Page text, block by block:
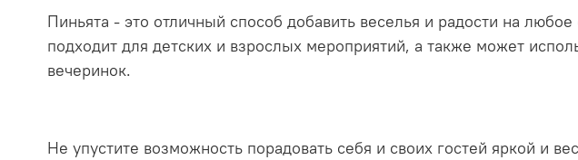
Пиньята - это отличный способ добавить веселья и радости на
подходит для детских и взрослых мероприятий, а также может
вечеринок.
Не упустите возможность порадовать себя и своих гостей яркой и